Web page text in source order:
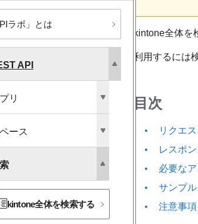
ラボ」とは
API
リ
ース
kintone全体を​検索する
kintone全体を
利用するには
目次
リクエ
レスポ
必要な
サンプル
注意事項